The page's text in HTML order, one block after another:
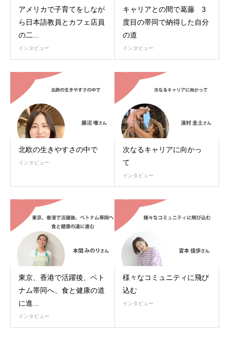
アメリカで子育てをしなが
ら日本語教員とカフェ店員
の二...
インタビュー
キャリアとの間で葛藤 3
度目の帯同で納得した自分
の道
インタビュー
北欧の生きやすさの中で
インタビュー
次なるキャリアに向かっ
て
インタビュー
東京、香港で活躍後、ベト
ナム帯同へ、食と健康の道
に進...
インタビュー
様々なコミュニティに飛び
込む
インタビュー